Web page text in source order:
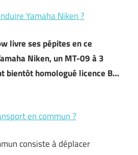
Yamaha Niken ?
livre ses pépites en ce
Niken, un MT-09 à 3
bientôt homologué licence B…
en commun ?
consiste à déplacer